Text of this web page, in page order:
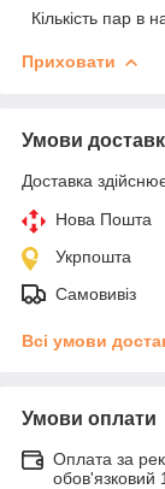
Кількість пар в
Приховати
Умови
Доставка
Нова Пошта
Укрпошта
Самовивіз
Всі умови
Умови оплати
Оплата за
обов'язковий